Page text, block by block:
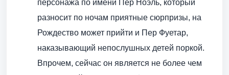
персонажа по имени Пер Ноэль, который
разносит по ночам приятные сюрпризы, на
Рождество может прийти и Пер Фуетар,
наказывающий непослушных детей поркой.
Впрочем, сейчас он является не более чем